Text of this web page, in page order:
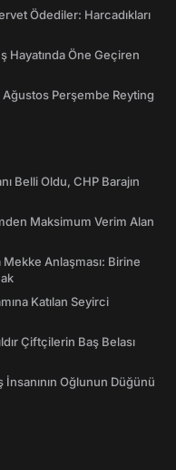
Ödediler: Harcadıkları
Hayatında Öne Geçiren
Ağustos Perşembe Reyting
Belli Oldu, CHP Barajın
Maksimum Verim Alan
Anlaşması: Birine
Katılan Seyirci
Çiftçilerin Baş Belası
Oğlunun Düğünü